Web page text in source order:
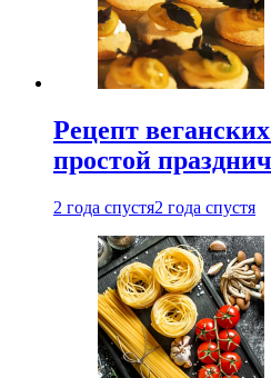
Рецепт
простой
2 года спустя2 года спустя